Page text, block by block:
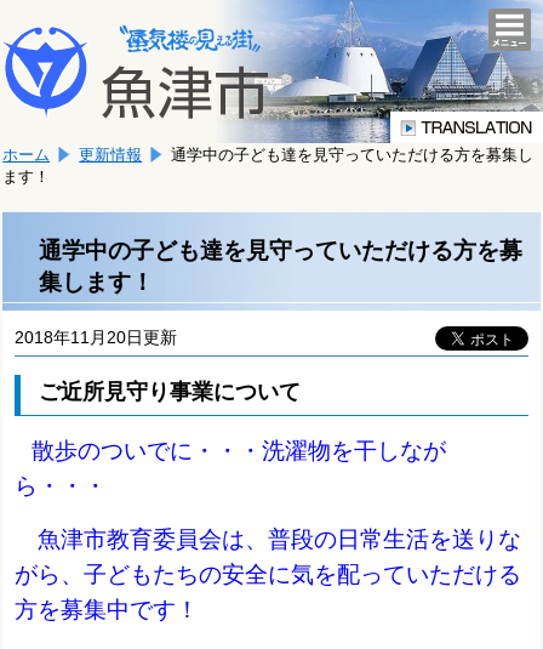
文
へ
移
ま
す。
こ
か
文
で
す。
ホーム 更新情報
通学中の子ども達を見守っていただける方を募集し
ます！
通学中の子ども達を見守っていただける方を募
集します！
2018年11月20日更新
ご近所見守り事業について
散歩のついでに・・・洗濯物を干しなが
ら・・・
魚津市教育委員会は、普段の日常生活を送りな
がら、子どもたちの安全に気を配っていただける
方を募集中です！